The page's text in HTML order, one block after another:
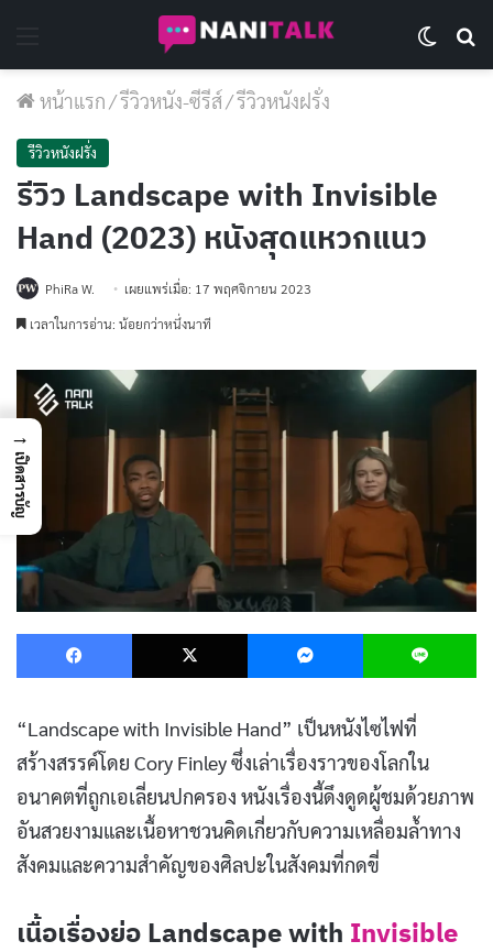
หน้าแรก/รีวิวหนัง-ซีรีส์/รีวิวหนังฝรั่ง
รีวิวหนังฝรั่ง
รีวิว Landscape with Invisible
Hand (2023) หนังสุดแหวกแนว
PhiRa W.
เผยแพร่เมื่อ: 17 พฤศจิกายน 2023
เวลาในการอ่าน: น้อยกว่าหนึ่งนาที
Facebook X Messenger
“Landscape with Invisible Hand” เป็นหนังไซไฟที่
สร้างสรรค์โดย Cory Finley ซึ่งเล่าเรื่องราวของโลกใน
อนาคตที่ถูกเอเลี่ยนปกครอง หนังเรื่องนี้ดึงดูดผู้ชมด้วยภาพ
อันสวยงามและเนื้อหาชวนคิดเกี่ยวกับความเหลื่อมล้ำทาง
สังคมและความสำคัญของศิลปะในสังคมที่กดขี่
เนื้อเรื่องย่อ Landscape with Invisible
→
เปิดสารบัญ